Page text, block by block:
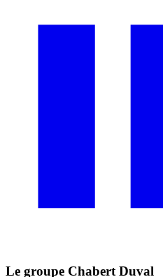
Le groupe Chabert Duval